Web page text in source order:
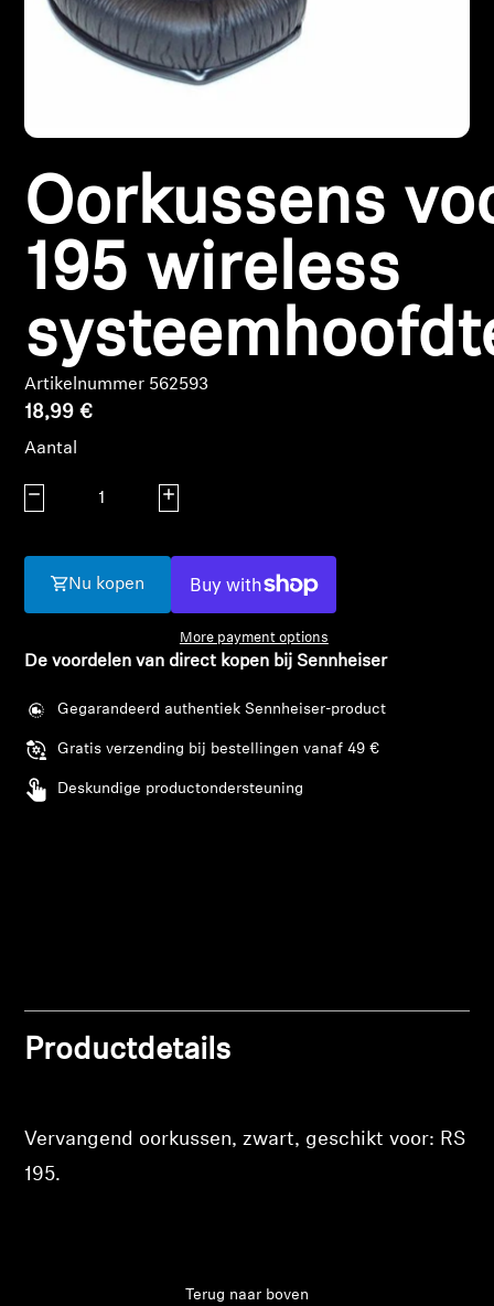
Koptelefoononderdelen en accessoires
Gehoor per categorie
TV-koptelefoons voor gehoorondersteuning
Originele gehooronderdelengehoor en accessoires
Soundbars
AMBEO soundbars en Subs
Ontdek AMBEO
AMBEO-onderdelen en accessoires
Ontdekken
Over ons
Oorkussens
195 wireless
Artikelnummer 562593
18,99 €
Aantal
Aantal verlagen Aantal verhogen
Nu kopen
More payment options
De voordelen van direct kopen bij Sennheiser
Gegarandeerd authentiek Sennheiser-product
Gratis verzending bij bestellingen vanaf 49 €
Deskundige productondersteuning
Productdetails
Vervangend oorkussen, zwart, geschikt voor: RS
195.
Terug naar boven